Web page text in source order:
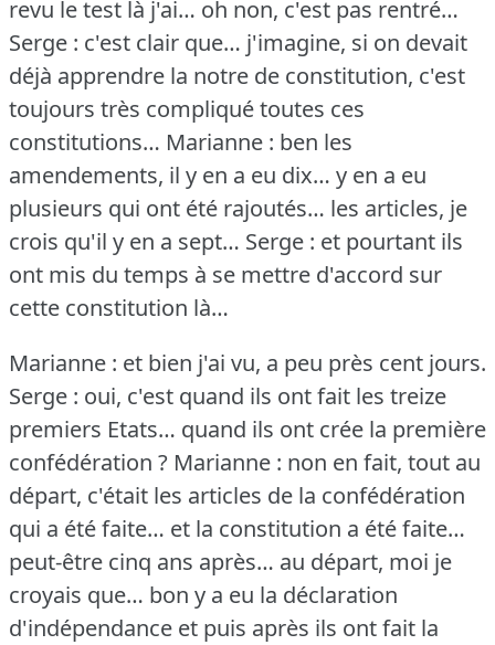
revu le test là j'ai… oh non, c'est pas rentré…
Serge : c'est clair que… j'imagine, si on devait
déjà apprendre la notre de constitution, c'est
toujours très compliqué toutes ces
constitutions… Marianne : ben les
amendements, il y en a eu dix… y en a eu
plusieurs qui ont été rajoutés… les articles, je
crois qu'il y en a sept… Serge : et pourtant ils
ont mis du temps à se mettre d'accord sur
cette constitution là…
Marianne : et bien j'ai vu, a peu près cent jours.
Serge : oui, c'est quand ils ont fait les treize
premiers Etats… quand ils ont crée la première
confédération ? Marianne : non en fait, tout au
départ, c'était les articles de la confédération
qui a été faite… et la constitution a été faite…
peut-être cinq ans après… au départ, moi je
croyais que… bon y a eu la déclaration
d'indépendance et puis après ils ont fait la